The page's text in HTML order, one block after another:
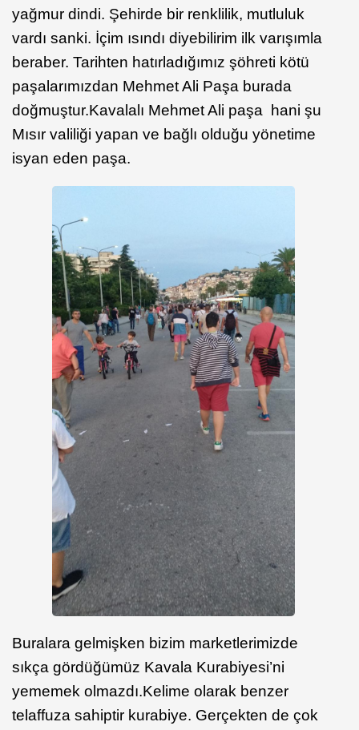
yağmur dindi. Şehirde bir renklilik, mutluluk
vardı sanki. İçim ısındı diyebilirim ilk varışımla
beraber. Tarihten hatırladığımız şöhreti kötü
paşalarımızdan Mehmet Ali Paşa burada
doğmuştur.Kavalalı Mehmet Ali paşa hani şu
Mısır valiliği yapan ve bağlı olduğu yönetime
isyan eden paşa.
Buralara gelmişken bizim marketlerimizde
sıkça gördüğümüz Kavala Kurabiyesi’ni
yememek olmazdı.Kelime olarak benzer
telaffuza sahiptir kurabiye. Gerçekten de çok